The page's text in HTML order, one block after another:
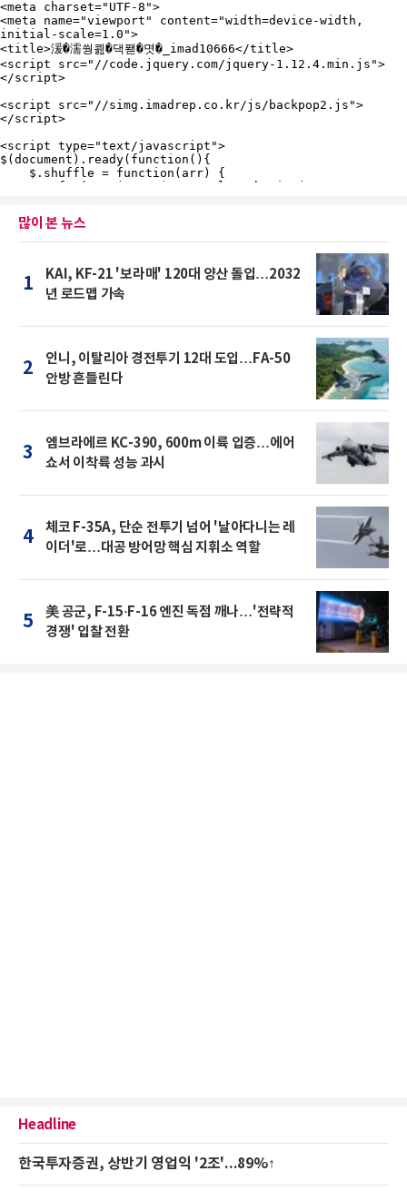
많이 본 뉴스
1
KAI, KF-21 '보라매' 120대 양산 돌입…2032
년 로드맵 가속
2
인니, 이탈리아 경전투기 12대 도입…FA-50
안방 흔들린다
3
엠브라에르 KC-390, 600m 이륙 입증…에어
쇼서 이착륙 성능 과시
4
체코 F-35A, 단순 전투기 넘어 '날아다니는 레
이더'로…대공 방어망 핵심 지휘소 역할
5
美 공군, F-15·F-16 엔진 독점 깨나…'전략적
경쟁' 입찰 전환
Headline
한국투자증권, 상반기 영업익 '2조'...89%↑